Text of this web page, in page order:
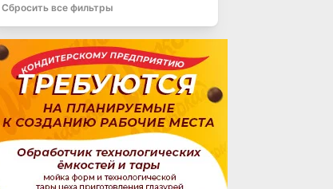
Сбросить все фильтры